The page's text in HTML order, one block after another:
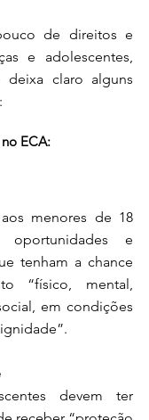
de direitos e
e adolescentes,
claro alguns
ECA:
menores de 18
e
tenham a chance
“físico, mental,
em condições
devem ter